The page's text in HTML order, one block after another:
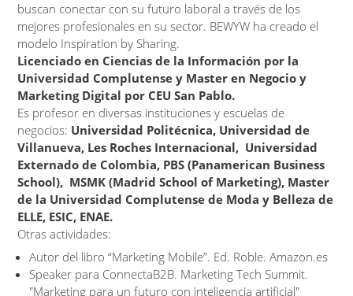
buscan conectar con su futuro laboral a través de los
mejores profesionales en su sector. BEWYW ha creado el
modelo Inspiration by Sharing.
Licenciado en Ciencias de la Información por la
Universidad Complutense y Master en Negocio y
Marketing Digital por CEU San Pablo.
Es profesor en diversas instituciones y escuelas de
negocios: Universidad Politécnica, Universidad de
Villanueva, Les Roches Internacional, Universidad
Externado de Colombia, PBS (Panamerican Business
School), MSMK (Madrid School of Marketing), Master
de la Universidad Complutense de Moda y Belleza de
ELLE, ESIC, ENAE.
Otras actividades:
Autor del libro “Marketing Mobile”. Ed. Roble. Amazon.es
Speaker para ConnectaB2B. Marketing Tech Summit.
"Marketing para un futuro con inteligencia artificial"